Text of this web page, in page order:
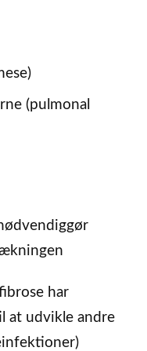
(pulmonal
har
at udvikle andre